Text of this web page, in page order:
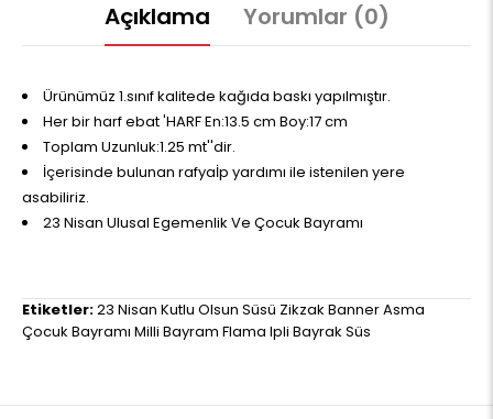
Açıklama Yorumlar (0)
Ürünümüz 1.sınıf kalitede kağıda baskı yapılmıştır.
Her bir harf ebat 'HARF En:13.5 cm Boy:17 cm
Toplam Uzunluk:1.25 mt''dir.
İçerisinde bulunan rafyaİp yardımı ile istenilen yere
asabiliriz.
23 Nisan Ulusal Egemenlik Ve Çocuk Bayramı
Etiketler:23 Nisan Kutlu Olsun Süsü Zikzak Banner Asma
Çocuk Bayramı Milli Bayram Flama Ipli Bayrak Süs